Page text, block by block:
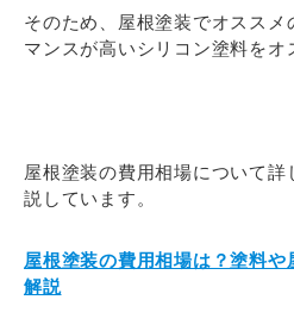
そのため、屋根塗装でオススメ
マンスが高いシリコン塗料をオ
屋根塗装の費用相場について
説しています。
屋根塗装の費用相場は？塗料
解説